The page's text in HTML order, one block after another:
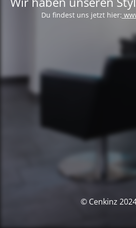
Du findest uns jetzt hier:
© Cenkinz